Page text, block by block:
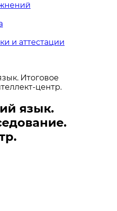
и аттестации
Итоговое
центр.
язык.